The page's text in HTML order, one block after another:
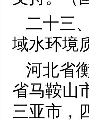
二十三
域水环境
河北省
省马鞍山
三亚市，